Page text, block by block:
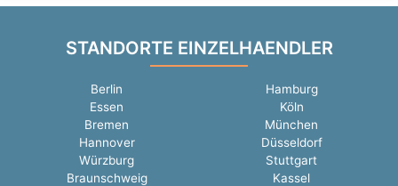
STANDORTE EINZELHAENDLER
Berlin
Hamburg
Essen
Köln
Bremen
München
Hannover
Düsseldorf
Würzburg
Stuttgart
Braunschweig
Kassel